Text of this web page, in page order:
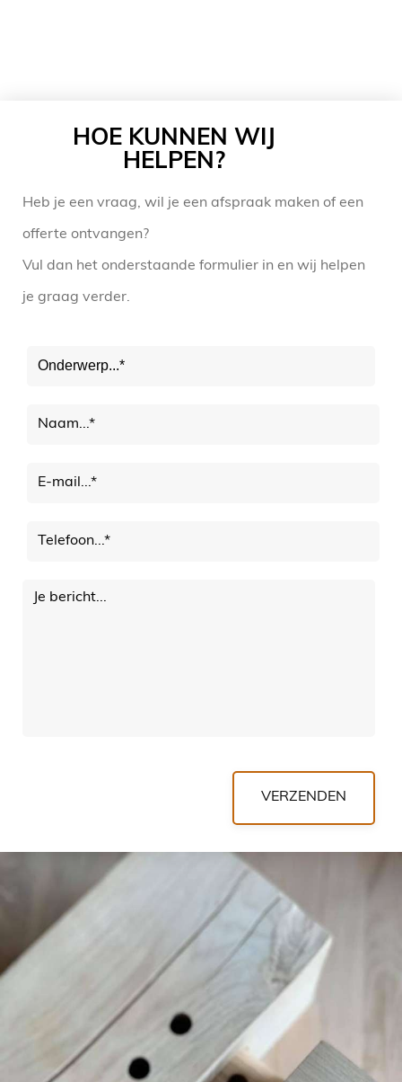
HOE KUNNEN WIJ
HELPEN?
Heb je een vraag, wil je een afspraak maken of een
offerte ontvangen?
Vul dan het onderstaande formulier in en wij helpen
je graag verder.